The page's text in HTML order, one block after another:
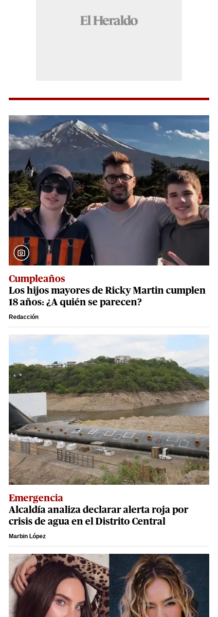
Cumpleaños
Los hijos mayores de Ricky Martin cumplen
18 años: ¿A quién se parecen?
Redacción
Emergencia
Alcaldía analiza declarar alerta roja por
crisis de agua en el Distrito Central
Marbin López